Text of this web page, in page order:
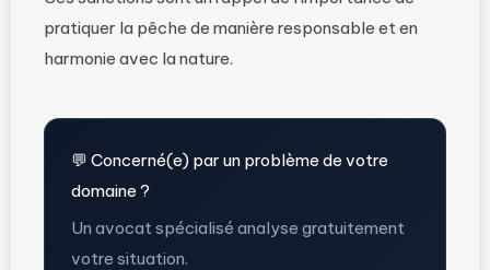
pratiquer la pêche de manière responsable et en
harmonie avec la nature.
💬 Concerné(e) par un problème de votre
domaine ?
Un avocat spécialisé analyse gratuitement
votre situation.